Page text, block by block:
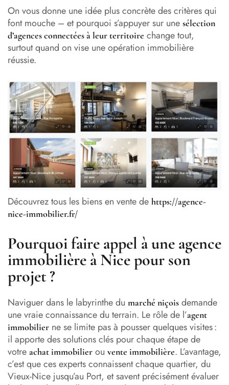
On vous donne une idée plus concrète des critères qui
font mouche – et pourquoi s’appuyer sur une sélection
d’agences connectées à leur territoire change tout,
surtout quand on vise une opération immobilière
réussie.
Découvrez tous les biens en vente de https://agence-
nice-immobilier.fr/
Pourquoi faire appel à une agence
immobilière à Nice pour son
projet ?
Naviguer dans le labyrinthe du marché niçois demande
une vraie connaissance du terrain. Le rôle de l’agent
immobilier ne se limite pas à pousser quelques visites :
il apporte des solutions clés pour chaque étape de
votre achat immobilier ou vente immobilière. L’avantage,
c’est que ces experts connaissent chaque quartier, du
Vieux-Nice jusqu’au Port, et savent précisément évaluer